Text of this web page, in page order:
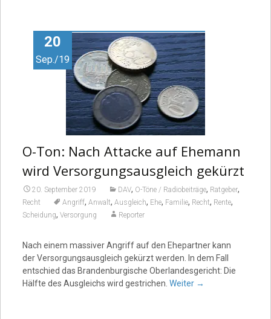
20
Sep./19
O-Ton: Nach Attacke auf Ehemann
wird Versorgungsausgleich gekürzt
20. September 2019 DAV, O-Töne / Radiobeiträge, Ratgeber,
Recht Angriff, Anwalt, Ausgleich, Ehe, Familie, Recht, Rente,
Scheidung, Versorgung Reporter
Nach einem massiver Angriff auf den Ehepartner kann
der Versorgungsausgleich gekürzt werden. In dem Fall
entschied das Brandenburgische Oberlandesgericht: Die
Hälfte des Ausgleichs wird gestrichen. Weiter →